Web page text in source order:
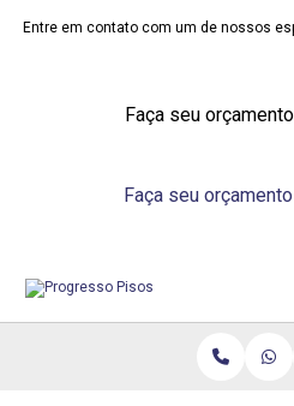
Entre em contato com um de nossos
Faça seu
Faça seu